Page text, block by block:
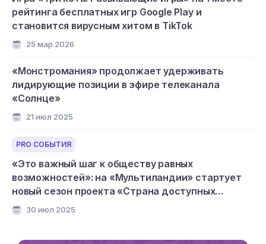
рейтинга бесплатных игр Google Play и
становится вирусным хитом в TikTok
25 мар 2026
«Монстромания» продолжает удерживать
лидирующие позиции в эфире телеканала
«Солнце»
21 июл 2025
PRO СОБЫТИЯ
«Это важный шаг к обществу равных
возможностей»: на «Мультиландии» стартует
новый сезон проекта «Страна доступных
мультфильмов»
30 июл 2025